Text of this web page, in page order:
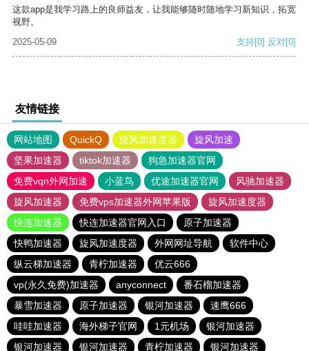
这款app是我学习路上的良师益友，让我能够随时随地学习新知识，拓宽
视野。
2025-05-09
支持[0] 反对[0]
友情链接
网站地图 QuickQ 旋风加速度器
旋风加速
坚果加速器
tiktok加速器
狗急加速器官网
免费vqn外网加速
小蓝鸟 优途加速器官网
风驰加速器
旋风加速器
免费vps加速器外网苹果版
旋风加速度器
快连加速器
快连加速器官网入口
原子加速器
快鸭加速器
旋风加速度器 外网网址导航
软件中心
纵云梯加速器
青柠加速器
优云666
vp(永久免费)加速器
anyconnect
番石榴加速器
暴雪加速器
原子加速器 银河加速器
速鹰666
哇哇加速器
海外梯子官网 1元机场
银河加速器
银河加速器
银河加速器 青柠加速器 银河加速器